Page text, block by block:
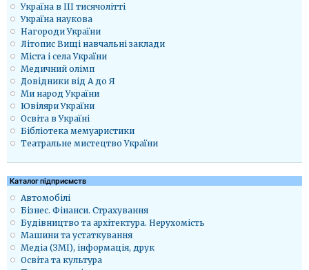
Україна в ІІІ тисячолітті
Україна наукова
Нагороди України
Літопис Вищі навчальні заклади
Міста і села України
Медичний олімп
Довідники від А до Я
Ми народ України
Ювіляри України
Освіта в Україні
Бібліотека мемуаристики
Театральне мистецтво України
Каталог підприємств
Автомобілі
Бізнес. Фінанси. Страхування
Будівництво та архітектура. Нерухомість
Машини та устаткування
Медіа (ЗМІ), інформація, друк
Освіта та культура